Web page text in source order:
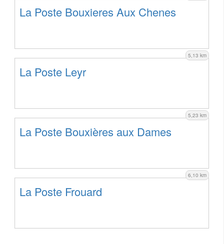
La Poste Bouxieres Aux Chenes
5,13 km
La Poste Leyr
5,23 km
La Poste Bouxières aux Dames
6,10 km
La Poste Frouard